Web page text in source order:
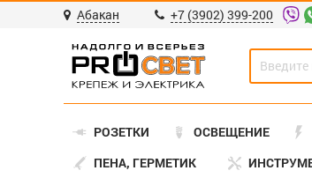
Абакан +7 (3902) 399-200
РОЗЕТКИ ОСВЕЩЕНИЕ
ПЕНА, ГЕРМЕТИК